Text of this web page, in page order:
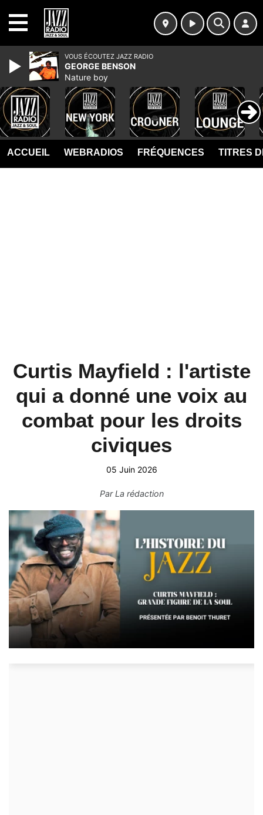
ACCUEIL WEBRADIOS FRÉQUENCES TITRES
Curtis Mayfield : l'artiste
qui a donné une voix au
combat pour les droits
civiques
05 Juin 2026
ParLa rédaction
VOUS ÉCOUTEZ JAZZ RADIO
GEORGE BENSON
Nature boy